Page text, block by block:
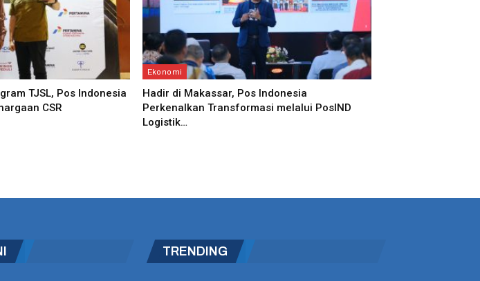
TJSL, Pos Indonesia
CSR
Ekonomi
Hadir di Makassar, Pos Indonesia
Perkenalkan Transformasi melalui PosIND
Logistik…
TRENDING